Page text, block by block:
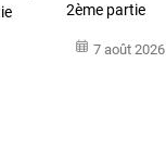
2ème partie
7 août 2026